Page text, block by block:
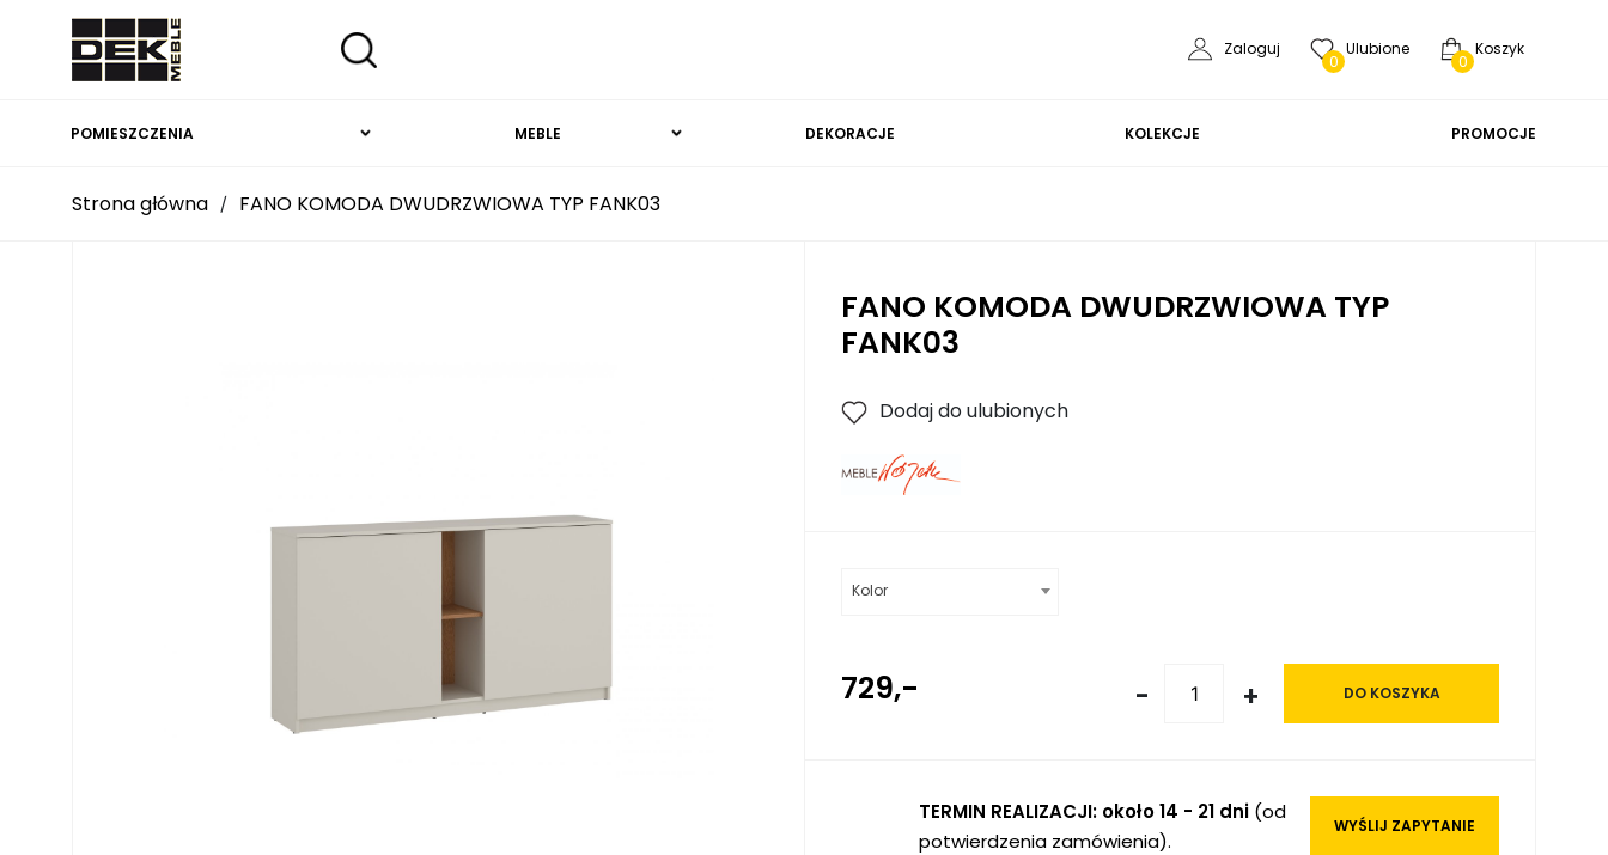
Zaloguj
0
Ulubione
0
Koszyk
POMIESZCZENIA MEBLE DEKORACJE KOLEKCJE PROMOCJE
Strona główna / FANO KOMODA DWUDRZWIOWA TYP FANK03
FANO KOMODA DWUDRZWIOWA TYP
FANK03
Dodaj do ulubionych
Kolor
729,- - + DO KOSZYKA
TERMIN REALIZACJI: około 14 - 21 dni (od
potwierdzenia zamówienia).
WYŚLIJ ZAPYTANIE